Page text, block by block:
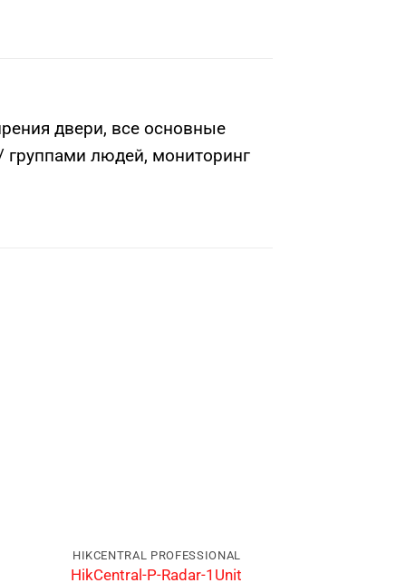
двери, все основные
группами людей, мониторинг
HIKCENTRAL PROFESSIONAL
HikCentral-P-Radar-1Unit